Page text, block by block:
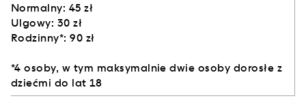
Normalny: 45 zł
Ulgowy: 30 zł
Rodzinny*: 90 zł
*4 osoby, w tym maksymalnie dwie osoby dorosłe z
dziećmi do lat 18